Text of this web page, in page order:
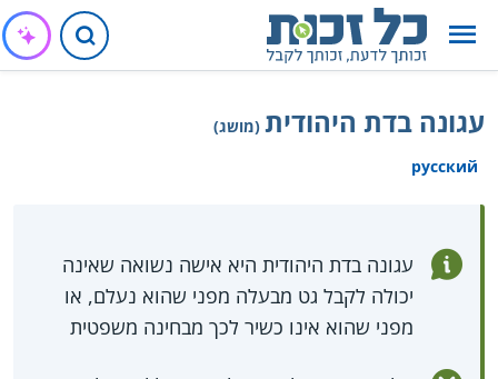
עגונה בדת היהודית (מושג)
русский
עגונה בדת היהודית היא אישה נשואה שאינה
יכולה לקבל גט מבעלה מפני שהוא נעלם, או
מפני שהוא אינו כשיר לכך מבחינה משפטית